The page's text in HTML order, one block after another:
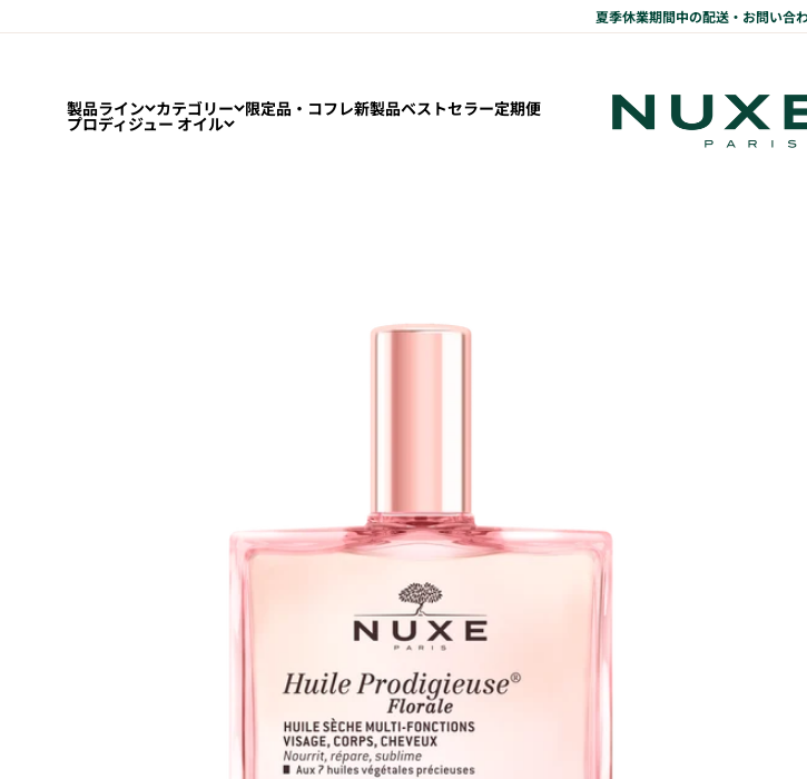
夏季休業期間中の配送・お問い合
製品ライン カテゴリー 限定品・コフレ新製品ベストセラー定期便
プロディジュー オイル